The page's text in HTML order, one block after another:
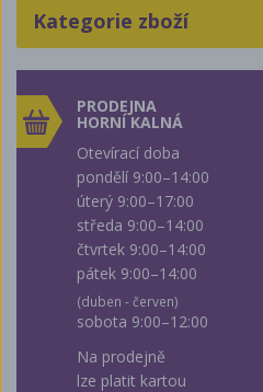
Kategorie zboží
PRODEJNA
HORNÍ KALNÁ
Otevírací doba
pondělí 9:00–14:00
úterý 9:00–17:00
středa 9:00–14:00
čtvrtek 9:00–14:00
pátek 9:00–14:00
(duben - červen)
sobota 9:00–12:00
Na prodejně
lze platit kartou